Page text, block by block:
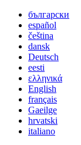
български
español
čeština
dansk
Deutsch
eesti
ελληνικά
English
français
Gaeilge
hrvatski
italiano